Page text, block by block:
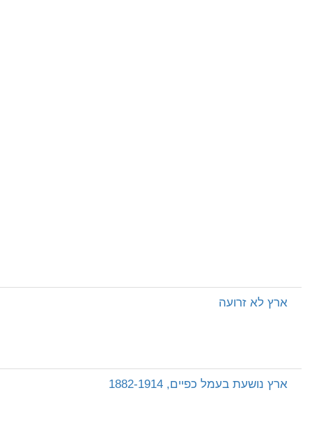
ארץ לא זרועה
ארץ נושעת בעמל כפיים, 1882-1914